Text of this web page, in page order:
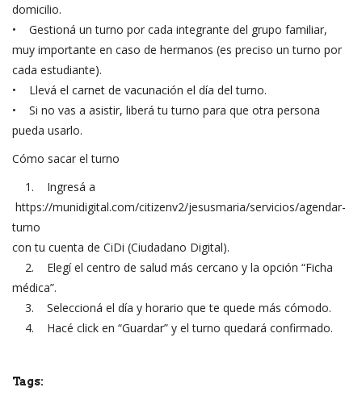
domicilio.
• Gestioná un turno por cada integrante del grupo familiar,
muy importante en caso de hermanos (es preciso un turno por
cada estudiante).
• Llevá el carnet de vacunación el día del turno.
• Si no vas a asistir, liberá tu turno para que otra persona
pueda usarlo.
Cómo sacar el turno
1. Ingresá a
https://munidigital.com/citizenv2/jesusmaria/servicios/agendar-
turno
con tu cuenta de CiDi (Ciudadano Digital).
2. Elegí el centro de salud más cercano y la opción “Ficha
médica”.
3. Seleccioná el día y horario que te quede más cómodo.
4. Hacé click en “Guardar” y el turno quedará confirmado.
Tags: